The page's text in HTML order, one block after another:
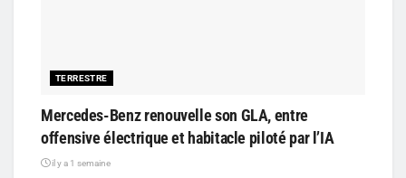
TERRESTRE
Mercedes-Benz renouvelle son GLA, entre
offensive électrique et habitacle piloté par l’IA
il y a 1 semaine